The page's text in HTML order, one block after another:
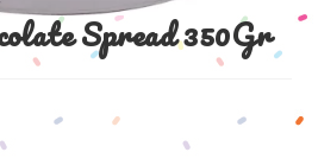
Spread 350Gr